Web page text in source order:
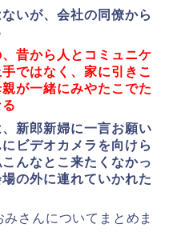
いが、会社の同僚から
昔から人とコミュニケ
ではなく、家に引きこ
が一緒にみやたこでた
新郎新婦に一言お願い
ビデオカメラを向けら
んなとこ来たくなかっ
の外に連れていかれた
さんについてまとめま